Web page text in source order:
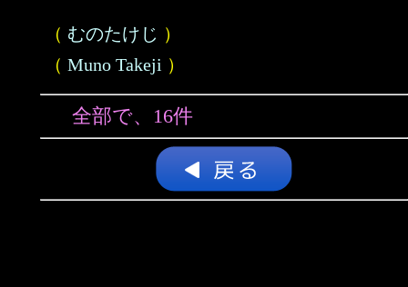
（ むのたけじ ）
（ Muno Takeji ）
全部で、16件